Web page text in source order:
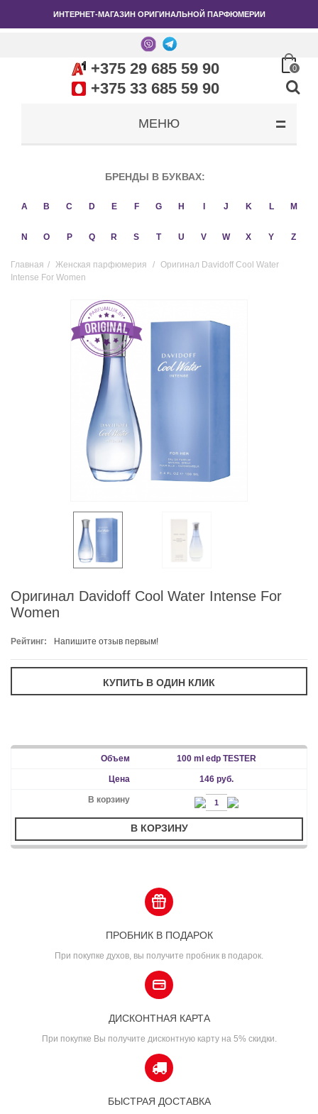
ИНТЕРНЕТ-МАГАЗИН ОРИГИНАЛЬНОЙ ПАРФЮМЕРИИ
+375 29 685 59 90
+375 33 685 59 90
0
МЕНЮ
БРЕНДЫ В БУКВАХ:
A B C D E F G H J K L M
N O P Q R S T U V W X Y Z
Главная / Женская парфюмерия / Оригинал Davidoff Cool Water
Intense For Women
Оригинал Davidoff Cool Water Intense For
Women
Рейтинг: Напишите отзыв первым!
100 ml edp TESTER
146 руб.
В КОРЗИНУ
ПРОБНИК В ПОДАРОК
При покупке духов, вы получите пробник в подарок.
ДИСКОНТНАЯ КАРТА
При покупке Вы получите дисконтную карту на 5% скидки.
БЫСТРАЯ ДОСТАВКА